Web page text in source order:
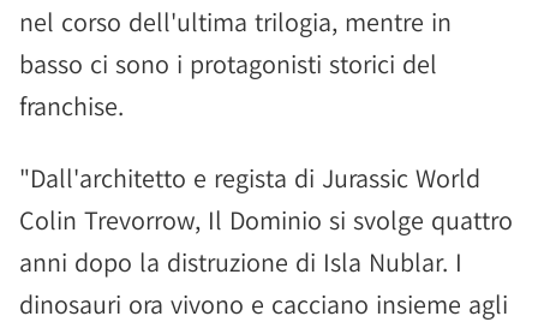
nel corso dell'ultima trilogia, mentre in
basso ci sono i protagonisti storici del
franchise.
"Dall'architetto e regista di Jurassic World
Colin Trevorrow, Il Dominio si svolge quattro
anni dopo la distruzione di Isla Nublar. I
dinosauri ora vivono e cacciano insieme agli